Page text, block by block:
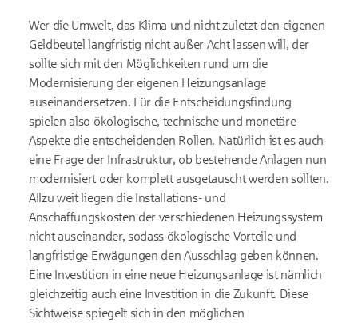
Wer die Umwelt, das Klima und nicht zuletzt den eigenen
Geldbeutel langfristig nicht außer Acht lassen will, der
sollte sich mit den Möglichkeiten rund um die
Modernisierung der eigenen Heizungsanlage
auseinandersetzen. Für die Entscheidungsfindung
spielen also ökologische, technische und monetäre
Aspekte die entscheidenden Rollen. Natürlich ist es auch
eine Frage der Infrastruktur, ob bestehende Anlagen nun
modernisiert oder komplett ausgetauscht werden sollten.
Allzu weit liegen die Installations- und
Anschaffungskosten der verschiedenen Heizungssystem
nicht auseinander, sodass ökologische Vorteile und
langfristige Erwägungen den Ausschlag geben können.
Eine Investition in eine neue Heizungsanlage ist nämlich
gleichzeitig auch eine Investition in die Zukunft. Diese
Sichtweise spiegelt sich in den möglichen